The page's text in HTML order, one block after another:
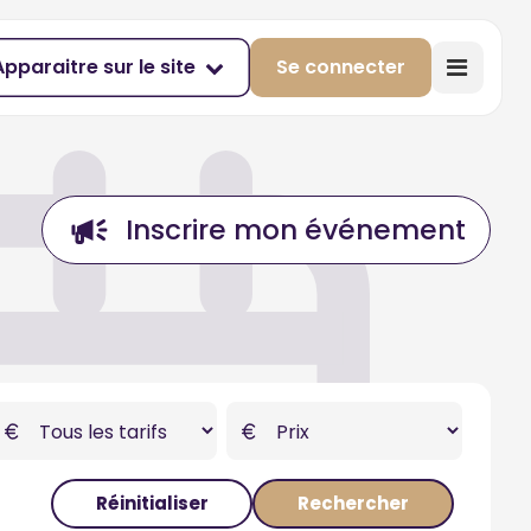
sur le site Se connecter
Inscrire mon événement
Réinitialiser Rechercher